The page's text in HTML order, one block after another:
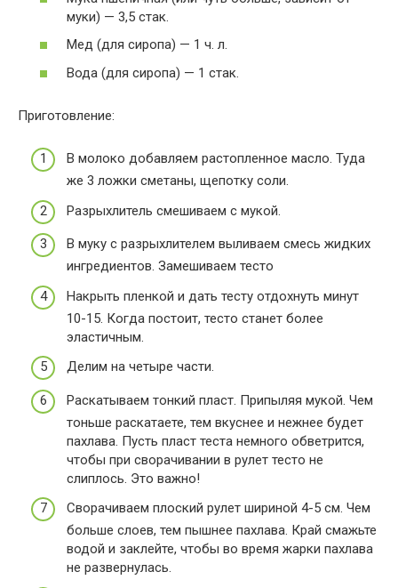
муки) — 3,5 стак.
Мед (для сиропа) — 1 ч. л.
Вода (для сиропа) — 1 стак.
Приготовление:
В молоко добавляем растопленное масло. Туда
же 3 ложки сметаны, щепотку соли.
Разрыхлитель смешиваем с мукой.
В муку с разрыхлителем выливаем смесь жидких
ингредиентов. Замешиваем тесто
Накрыть пленкой и дать тесту отдохнуть минут
10-15. Когда постоит, тесто станет более
эластичным.
Делим на четыре части.
Раскатываем тонкий пласт. Припыляя мукой. Чем
тоньше раскатаете, тем вкуснее и нежнее будет
пахлава. Пусть пласт теста немного обветрится,
чтобы при сворачивании в рулет тесто не
слиплось. Это важно!
Сворачиваем плоский рулет шириной 4-5 см. Чем
больше слоев, тем пышнее пахлава. Край смажьте
водой и заклейте, чтобы во время жарки пахлава
не развернулась.